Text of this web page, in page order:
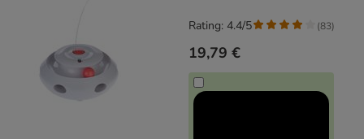
19,79 €
Rating: 4.4/5 (83)